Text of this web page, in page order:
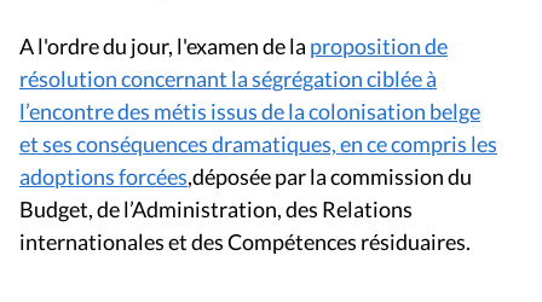
A l'ordre du jour, l'examen de la proposition de
résolution concernant la ségrégation ciblée à
l’encontre des métis issus de la colonisation belge
et ses conséquences dramatiques, en ce compris les
adoptions forcées,déposée par la commission du
Budget, de l’Administration, des Relations
internationales et des Compétences résiduaires.